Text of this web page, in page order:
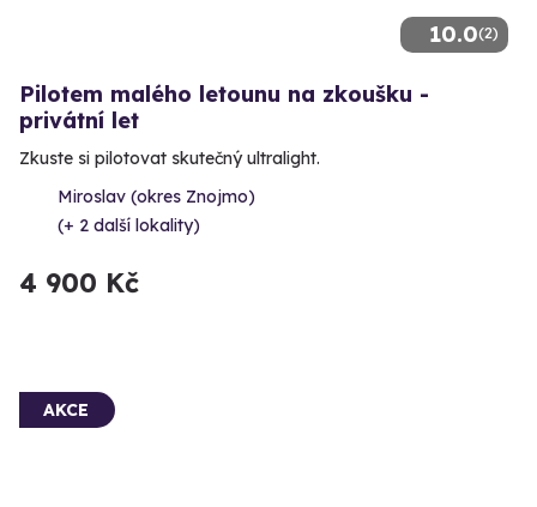
10.0(2)
Pilotem malého letounu na zkoušku -
privátní let
Zkuste si pilotovat skutečný ultralight.
Miroslav (okres Znojmo)
(+ 2 další lokality)
4 900 Kč
AKCE